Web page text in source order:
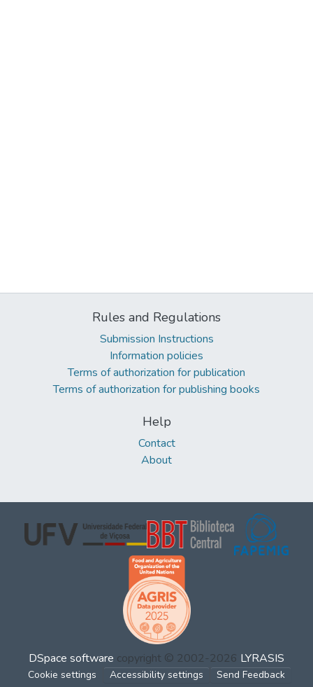
Rules and Regulations
Submission Instructions
Information policies
Terms of authorization for publication
Terms of authorization for publishing books
Help
Contact
About
DSpace software copyright © 2002-2026 LYRASIS
Cookie settings Accessibility settings Send Feedback